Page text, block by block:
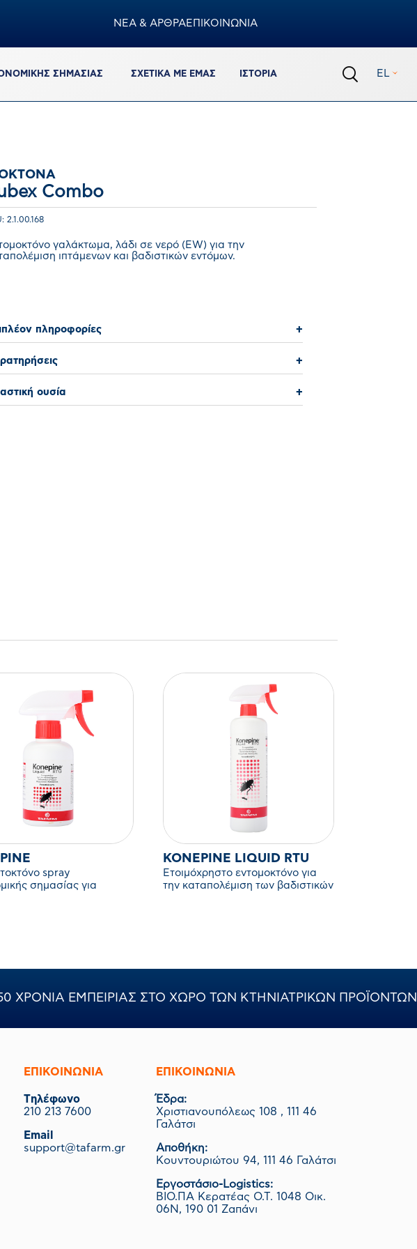
ΝΕΑ & ΑΡΘΡΑΕΠΙΚΟΙΝΩΝΙΑ
ΣΗΜΑΣΙΑΣ ΣΧΕΤΙΚΆ ΜΕ ΕΜΆΣ ΙΣΤΟΡΊΑ EL
Combo
2.1.00.168
γαλάκτωμα, λάδι σε νερό (EW) για την
ιπτάμενων και βαδιστικών εντόμων.
πληροφορίες +
+
ουσία +
spray
σημασίας για
KONEPINE LIQUID RTU
Ετοιμόχρηστο εντομοκτόνο για
την καταπολέμιση των βαδιστικών
ΧΡΟΝΙΑ ΕΜΠΕΙΡΙΑΣ ΣΤΟ ΧΩΡΟ ΤΩΝ ΚΤΗΝΙΑΤΡΙΚΩΝ ΠΡΟΪΟΝΤΩΝ
ΕΠΙΚΟΙΝΩΝΙΑ
Tηλέφωνο
210 213 7600
Email
support@tafarm.gr
ΕΠΙΚΟΙΝΩΝΊΑ
Έδρα:
Χριστιανουπόλεως 108 , 111 46
Γαλάτσι
Αποθήκη:
Κουντουριώτου 94, 111 46 Γαλάτσι
Εργοστάσιο-Logistics:
ΒΙΟ.ΠΑ Κερατέας Ο.Τ. 1048 Οικ.
06Ν, 190 01 Ζαπάνι
Πρόσθεσε ακόμα 150.00€ για να έχεις δωρεάν
μεταφορικά